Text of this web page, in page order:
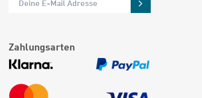
Zahlungsarten